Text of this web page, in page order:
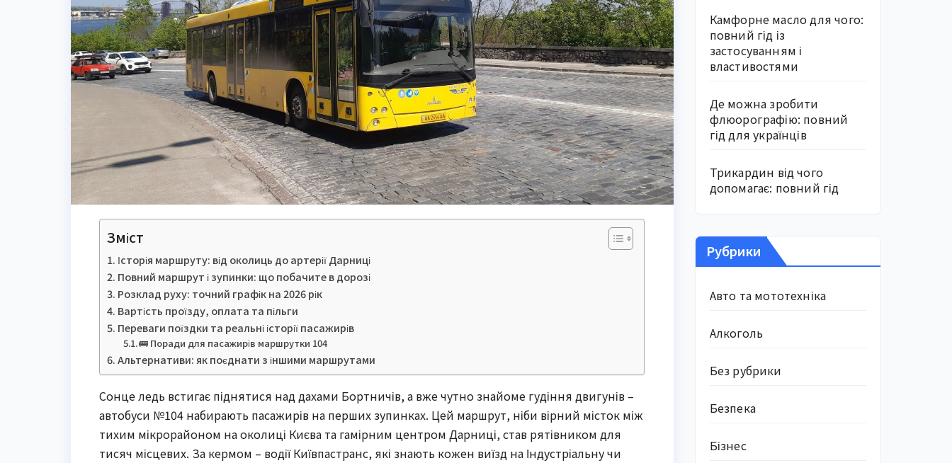
Зміст
Історія маршруту: від околиць до артерії Дарниці
Повний маршрут і зупинки: що побачите в дорозі
Розклад руху: точний графік на 2026 рік
Вартість проїзду, оплата та пільги
Переваги поїздки та реальні історії пасажирів
🚌 Поради для пасажирів маршрутки 104
Альтернативи: як поєднати з іншими маршрутами
Сонце ледь встигає піднятися над дахами Бортничів, а вже чутно знайоме гудіння двигунів –
автобуси №104 набирають пасажирів на перших зупинках. Цей маршрут, ніби вірний місток між
тихим мікрорайоном на околиці Києва та гамірним центром Дарниці, став рятівником для
тисяч місцевих. За кермом – водії Київпастранс, які знають кожен виїзд на Індустріальну чи
Камфорне масло для чого:
повний гід із
застосуванням і
властивостями
Де можна зробити
флюорографію: повний
гід для українців
Трикардин від чого
допомагає: повний гід
Рубрики
Авто та мототехніка
Алкоголь
Без рубрики
Безпека
Бізнес